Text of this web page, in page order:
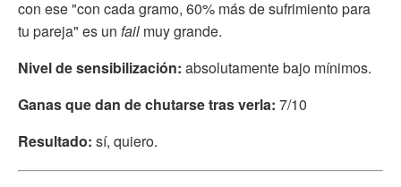
con ese "con cada gramo, 60% más de sufrimiento para
tu pareja" es un fail muy grande.
Nivel de sensibilización: absolutamente bajo mínimos.
Ganas que dan de chutarse tras verla: 7/10
Resultado: sí, quiero.